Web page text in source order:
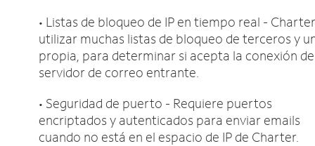
• Listas de bloqueo de IP en tiempo real - Charter
utilizar muchas listas de bloqueo de terceros y
propia, para determinar si acepta la conexión
servidor de correo entrante.
• Seguridad de puerto - Requiere puertos
encriptados y autenticados para enviar emails
cuando no está en el espacio de IP de Charter.